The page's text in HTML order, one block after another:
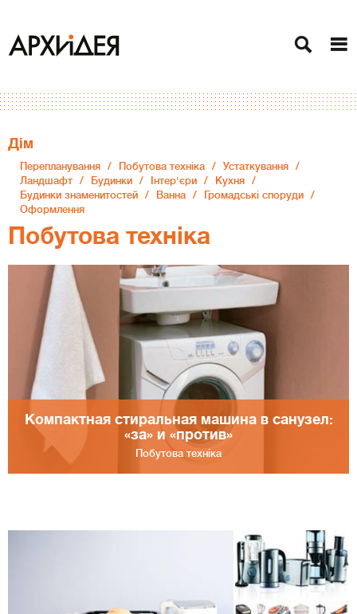
Дiм
Перепланування Побутова техніка
Устаткування
Ландшафт
Будинки Інтер'єри
Кухня
Будинки знаменитостей
Ванна
Громадські споруди
Оформлення
Побутова техніка
Компактная стиральная машина в санузел:
«за» и «против»
Побутова техніка